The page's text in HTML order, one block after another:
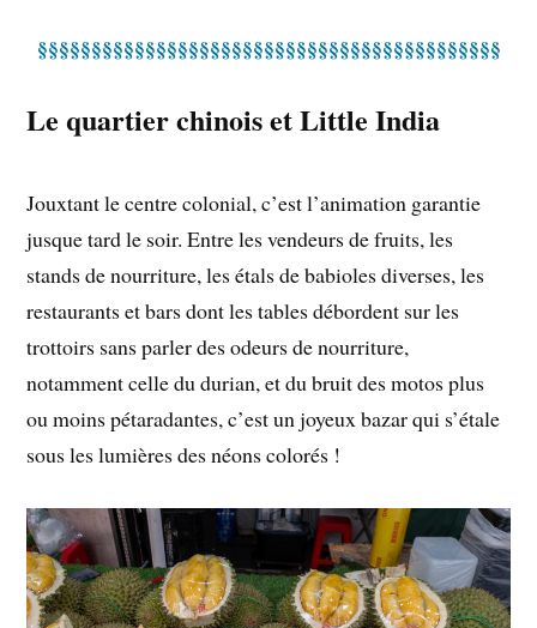
§§§§§§§§§§§§§§§§§§§§§§§§§§§§§§§§§§§§§§§§§§§
Le quartier chinois et Little India
Jouxtant le centre colonial, c’est l’animation garantie
jusque tard le soir. Entre les vendeurs de fruits, les
stands de nourriture, les étals de babioles diverses, les
restaurants et bars dont les tables débordent sur les
trottoirs sans parler des odeurs de nourriture,
notamment celle du durian, et du bruit des motos plus
ou moins pétaradantes, c’est un joyeux bazar qui s’étale
sous les lumières des néons colorés !